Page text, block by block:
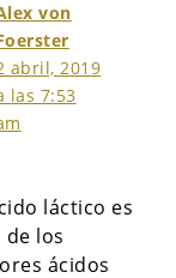
von
abril, 2019
las 7:53
láctico es
de los
ácidos